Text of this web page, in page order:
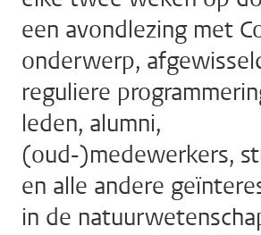
een avondlezing met
onderwerp,
reguliere
leden, alumni,
(oud-)medewerkers,
en alle andere
in de